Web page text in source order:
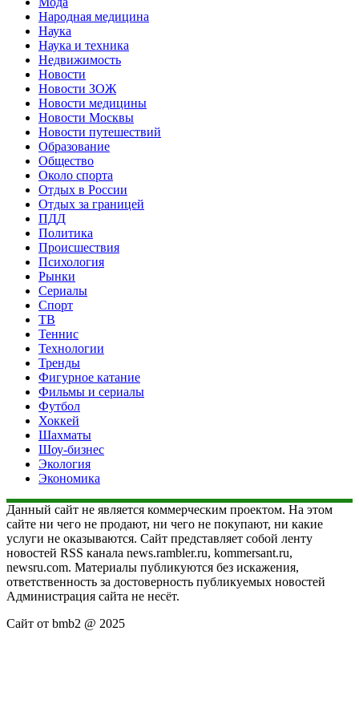
Народная медицина
Наука
Наука и техника
Недвижимость
Новости
Новости ЗОЖ
Новости медицины
Новости Москвы
Новости путешествий
Образование
Общество
Около спорта
Отдых в России
Отдых за границей
ПДД
Политика
Происшествия
Психология
Рынки
Сериалы
Спорт
ТВ
Теннис
Технологии
Тренды
Фигурное катание
Фильмы и сериалы
Футбол
Хоккей
Шахматы
Шоу-бизнес
Экология
Экономика
Данный сайт не является коммерческим проектом. На этом
сайте ни чего не продают, ни чего не покупают, ни какие
услуги не оказываются. Сайт представляет собой ленту
новостей RSS канала news.rambler.ru, kommersant.ru,
newsru.com. Материалы публикуются без искажения,
ответственность за достоверность публикуемых новостей
Администрация сайта не несёт.
Сайт от bmb2 @ 2025